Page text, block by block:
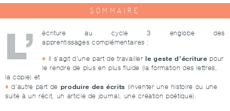
SOMMAIRE
L’
écriture au cycle 3 englobe des
apprentissages complémentaires :
Il s’agit d’une part de travaillerle geste d’écriture pour
le rendre de plus en plus fluide (la formation des lettres,
la copie) et
d’autre part de produire des écrits (inventer une histoire ou une
suite à un récit, un article de journal, une création poétique).